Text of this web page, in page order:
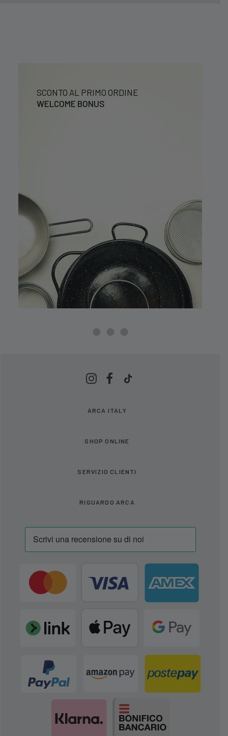
SCONTO AL PRIMO ORDINE
WELCOME BONUS
ARCA ITALY
SHOP ONLINE
SERVIZIO CLIENTI
RIGUARDO ARCA